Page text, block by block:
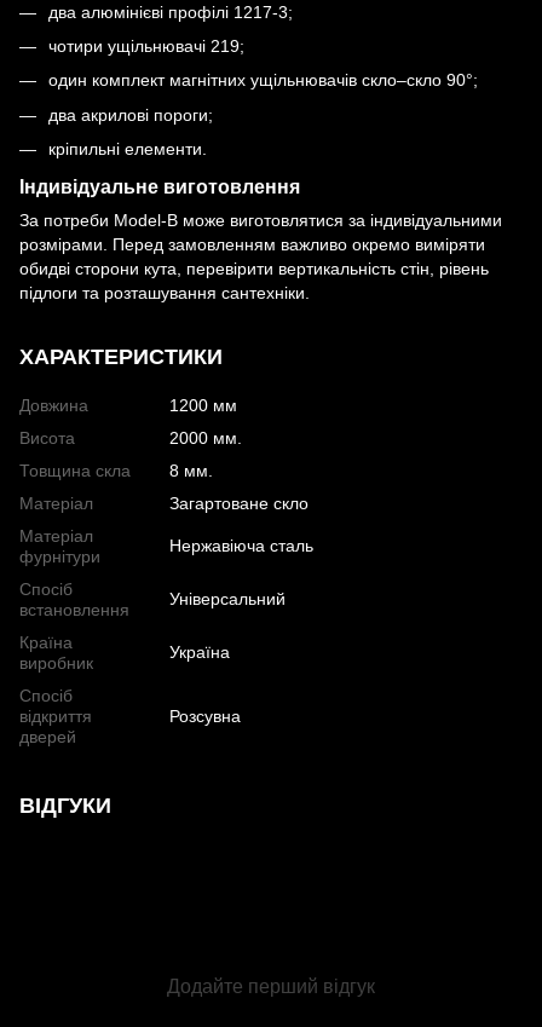
два алюмінієві профілі 1217-3;
чотири ущільнювачі 219;
один комплект магнітних ущільнювачів скло–скло 90°;
два акрилові пороги;
кріпильні елементи.
Індивідуальне виготовлення
За потреби Model-B може виготовлятися за індивідуальними
розмірами. Перед замовленням важливо окремо виміряти
обидві сторони кута, перевірити вертикальність стін, рівень
підлоги та розташування сантехніки.
ХАРАКТЕРИСТИКИ
Довжина
1200 мм
Висота
2000 мм.
Товщина скла
8 мм.
Матеріал
Загартоване скло
Матеріал
фурнітури
Нержавіюча сталь
Спосіб
встановлення
Універсальний
Країна
виробник
Україна
Спосіб
відкриття
дверей
Розсувна
ВІДГУКИ
Додайте перший відгук